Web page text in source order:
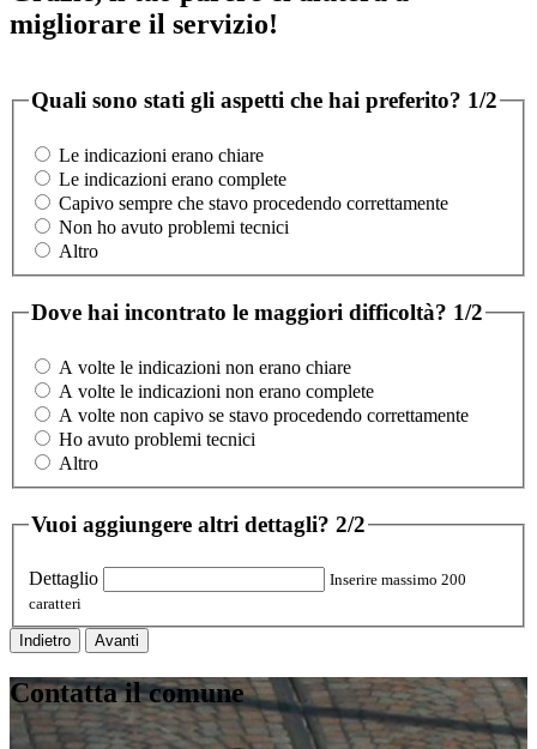
migliorare il servizio!
Quali sono stati gli aspetti che hai preferito? 1/2
Le indicazioni erano chiare
Le indicazioni erano complete
Capivo sempre che stavo procedendo correttamente
Non ho avuto problemi tecnici
Altro
Dove hai incontrato le maggiori difficoltà? 1/2
A volte le indicazioni non erano chiare
A volte le indicazioni non erano complete
A volte non capivo se stavo procedendo correttamente
Ho avuto problemi tecnici
Altro
Vuoi aggiungere altri dettagli? 2/2
Dettaglio
Inserire massimo 200
caratteri
Indietro Avanti
Contatta il comune